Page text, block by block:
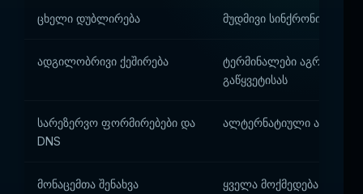
ცხელი დუბლირება მუდმივი სინქრონიზაცია
ადგილობრივი ქეშირება
ტერმინალები
გაწყვეტისას
სარეზერვო ფორმირებები და
DNS
ალტერნატიული არხების
მონაცემთა შენახვა
ყველა მოქმედება